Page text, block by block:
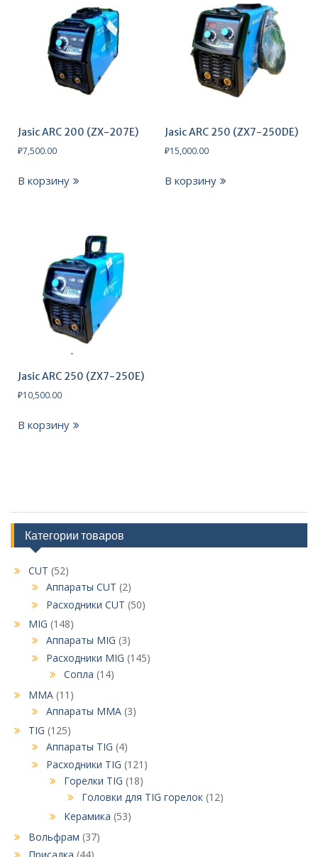
Jasic ARC 200 (ZX-207E)
₽7,500.00
В корзину
Jasic ARC 250 (ZX7-250DE)
₽15,000.00
В корзину
Jasic ARC 250 (ZX7-250E)
₽10,500.00
В корзину
Категории товаров
CUT (52)
Аппараты CUT (2)
Расходники CUT (50)
MIG (148)
Аппараты MIG (3)
Расходники MIG (145)
Сопла (14)
MMA (11)
Аппараты MMA (3)
TIG (125)
Аппараты TIG (4)
Расходники TIG (121)
Горелки TIG (18)
Головки для TIG горелок (12)
Керамика (53)
Вольфрам (37)